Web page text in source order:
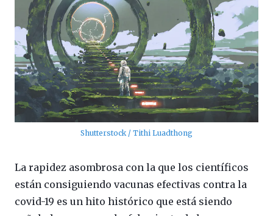
Shutterstock / Tithi Luadthong
La rapidez asombrosa con la que los científicos
están consiguiendo vacunas efectivas contra la
covid-19 es un hito histórico que está siendo